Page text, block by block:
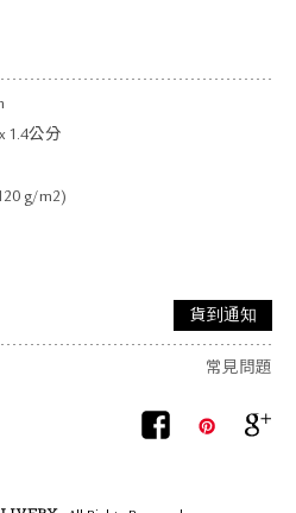
1.4公分
g/m2)
貨到通知
常見問題